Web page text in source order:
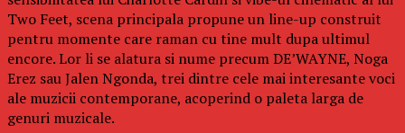
Two Feet, scena principala propune un line-up construit
pentru momente care raman cu tine mult dupa ultimul
encore. Lor li se alatura si nume precum DE’WAYNE, Noga
Erez sau Jalen Ngonda, trei dintre cele mai interesante voci
ale muzicii contemporane, acoperind o paleta larga de
genuri muzicale.